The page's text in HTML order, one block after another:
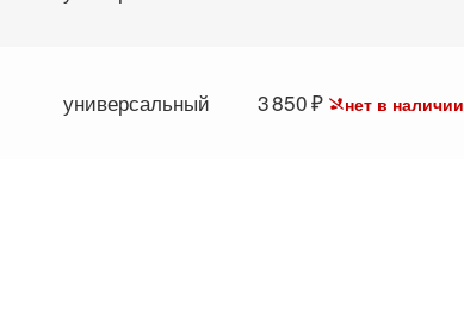
универсальный 3 850 нет в наличии